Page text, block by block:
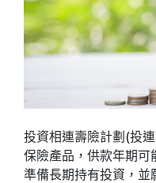
投資相連壽險計劃(投
保險產品，供款年期
準備長期持有投資，並